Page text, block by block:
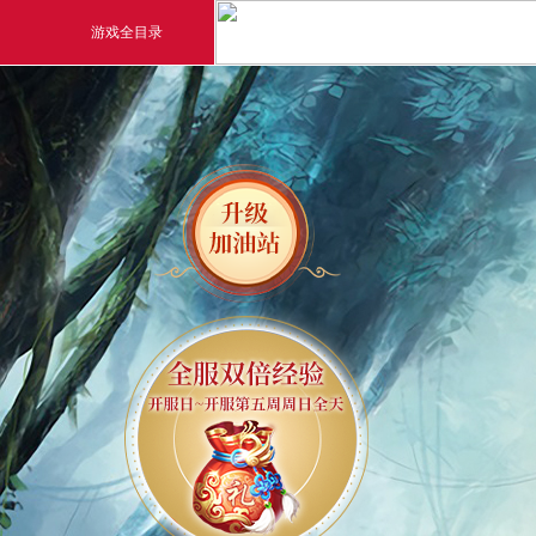
游戏全目录
《勇士ol》预约开启
横版格斗动作网游
玄幻游戏
玄天之剑
剑啸九州
猛将OL